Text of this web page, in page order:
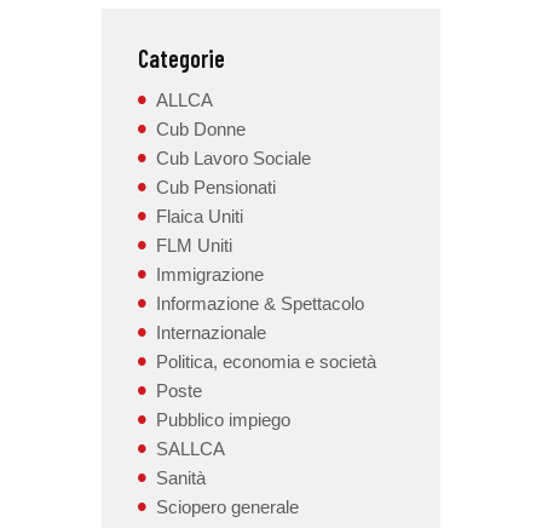
Categorie
ALLCA
Cub Donne
Cub Lavoro Sociale
Cub Pensionati
Flaica Uniti
FLM Uniti
Immigrazione
Informazione & Spettacolo
Internazionale
Politica, economia e società
Poste
Pubblico impiego
SALLCA
Sanità
Sciopero generale